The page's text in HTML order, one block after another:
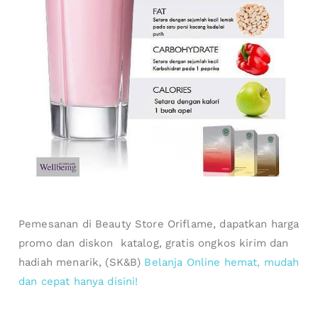
Pemesanan di Beauty Store Oriflame, dapatkan harga
promo dan diskon katalog, gratis ongkos kirim dan
hadiah menarik, (SK&B) Belanja Online hemat, mudah
dan cepat hanya disini!